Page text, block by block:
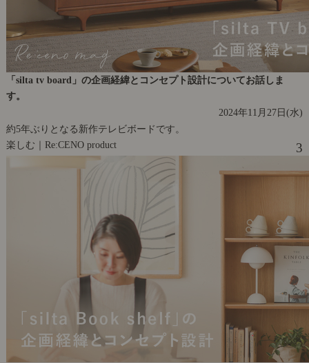
「silta tv board」の企画経緯とコンセプト設計についてお話しま
す。
2024年11月27日(水)
約5年ぶりとなる新作テレビボードです。
楽しむ｜Re:CENO product
3